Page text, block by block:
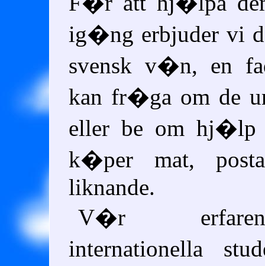
ig�ng erbjuder vi
svensk v�n, en
kan fr�ga om de
eller be om hj�lp
k�per mat,
liknande.
V�r
internationella